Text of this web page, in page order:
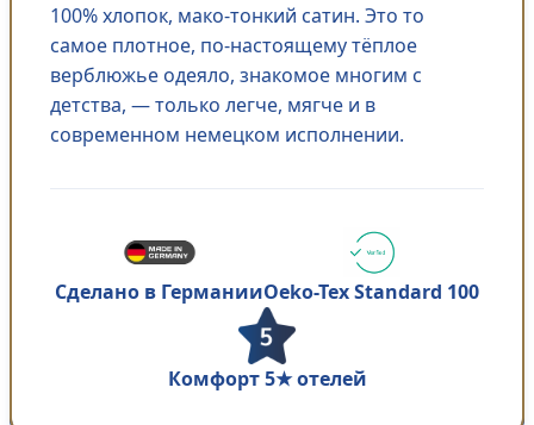
100% хлопок, мако-тонкий сатин. Это то
самое плотное, по-настоящему тёплое
верблюжье одеяло, знакомое многим с
детства, — только легче, мягче и в
современном немецком исполнении.
Сделано в ГерманииOeko-Tex Standard 100
Комфорт 5★ отелей